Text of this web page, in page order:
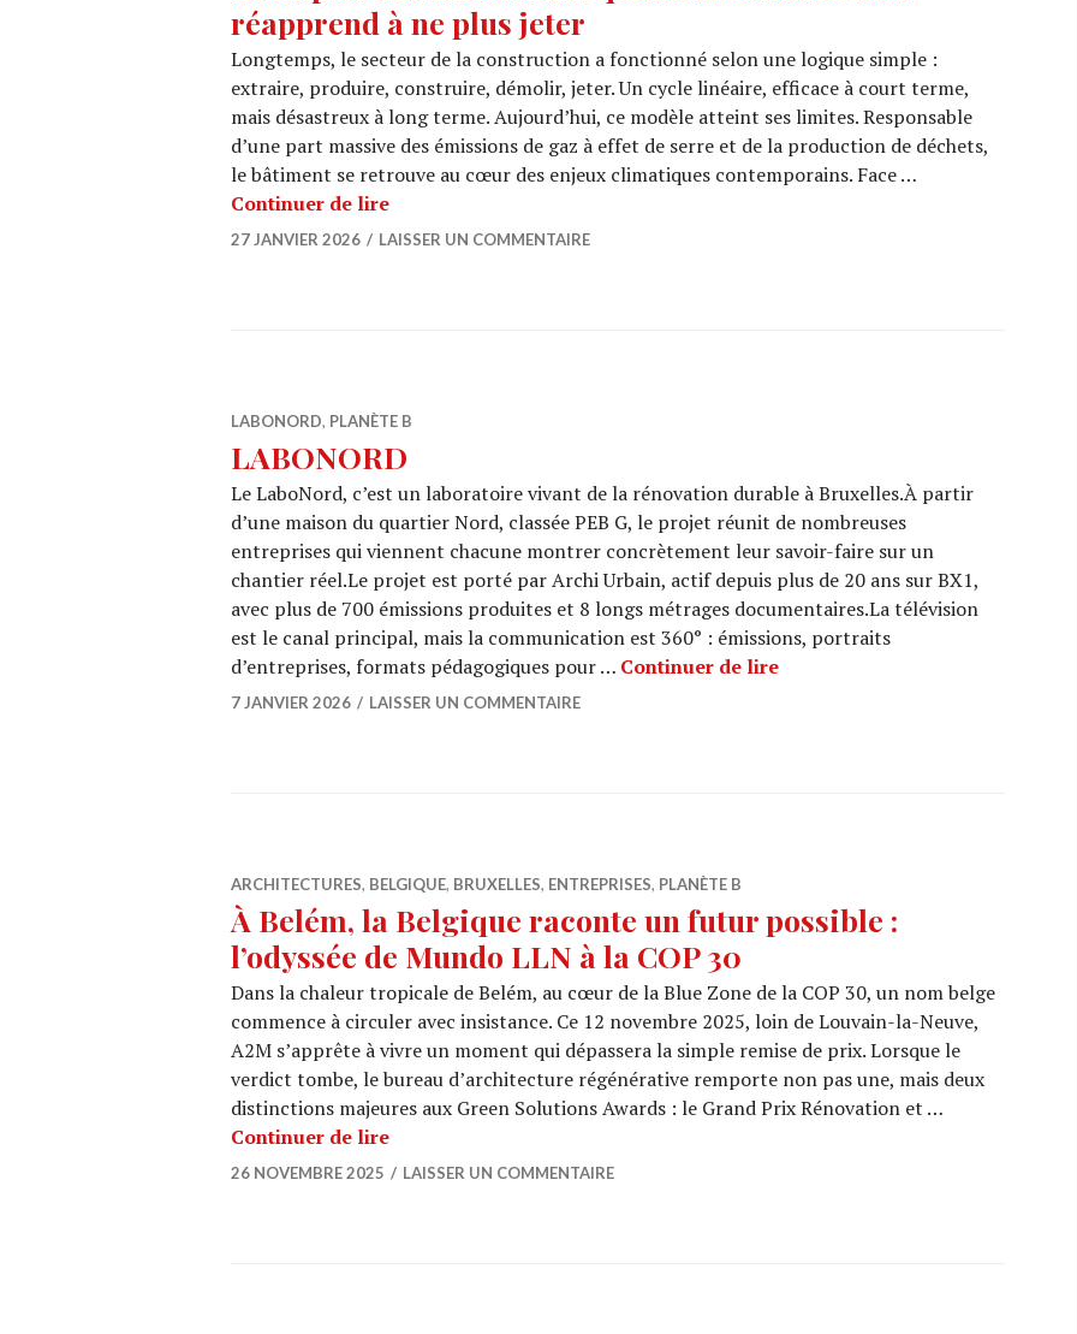
réapprend à ne plus jeter
Longtemps, le secteur de la construction a fonctionné selon une logique simple :
extraire, produire, construire, démolir, jeter. Un cycle linéaire, efficace à court terme,
mais désastreux à long terme. Aujourd’hui, ce modèle atteint ses limites. Responsable
d’une part massive des émissions de gaz à effet de serre et de la production de déchets,
le bâtiment se retrouve au cœur des enjeux climatiques contemporains. Face …
Continuer de lireRéemploi des matériaux : quand la construction réapprend à ne plus jeter
27 JANVIER 2026 LAISSER UN COMMENTAIRE
LABONORD, PLANÈTE B
LABONORD
Le LaboNord, c’est un laboratoire vivant de la rénovation durable à Bruxelles.À partir
d’une maison du quartier Nord, classée PEB G, le projet réunit de nombreuses
entreprises qui viennent chacune montrer concrètement leur savoir-faire sur un
chantier réel.Le projet est porté par Archi Urbain, actif depuis plus de 20 ans sur BX1,
avec plus de 700 émissions produites et 8 longs métrages documentaires.La télévision
est le canal principal, mais la communication est 360° : émissions, portraits
d’entreprises, formats pédagogiques pour … Continuer de lireLABONORD
7 JANVIER 2026 LAISSER UN COMMENTAIRE
ARCHITECTURES, BELGIQUE, BRUXELLES, ENTREPRISES, PLANÈTE B
À Belém, la Belgique raconte un futur possible :
l’odyssée de Mundo LLN à la COP 30
Dans la chaleur tropicale de Belém, au cœur de la Blue Zone de la COP 30, un nom belge
commence à circuler avec insistance. Ce 12 novembre 2025, loin de Louvain-la-Neuve,
A2M s’apprête à vivre un moment qui dépassera la simple remise de prix. Lorsque le
verdict tombe, le bureau d’architecture régénérative remporte non pas une, mais deux
distinctions majeures aux Green Solutions Awards : le Grand Prix Rénovation et …
Continuer de lireÀ Belém, la Belgique raconte un futur possible : l’odyssée de Mundo LLN à
26 NOVEMBRE 2025 LAISSER UN COMMENTAIRE